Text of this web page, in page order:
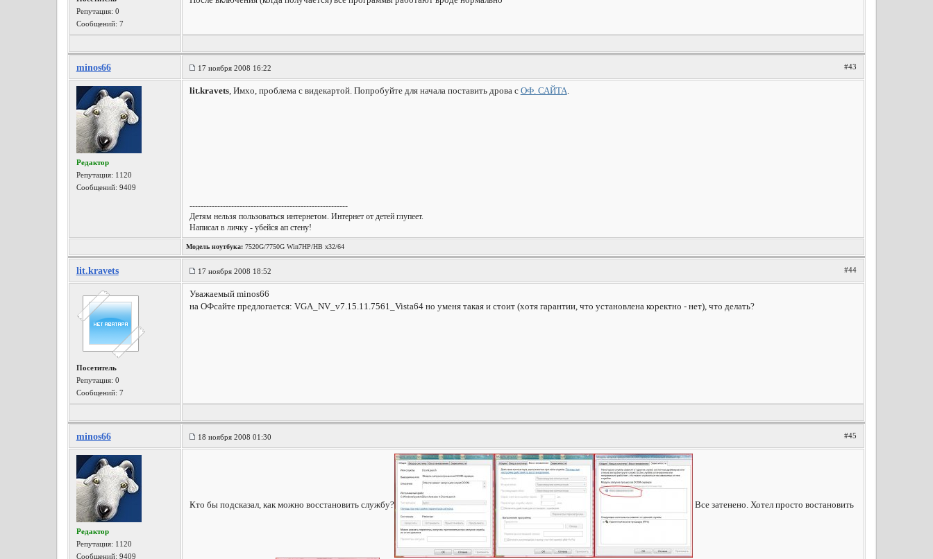
Репутация: 0
Сообщений: 7
minos66 17 ноября 2008 16:22 #43
Редактор
Репутация: 1120
Сообщений: 9409
lit.kravets, Имхо, проблема с видекартой. Попробуйте для начала поставить дрова с ОФ. САЙТА.
---------------------------------------------------------
Детям нельзя пользоваться интернетом. Интернет от детей глупеет.
Написал в личку - убейся ап стену!
Модель ноутбука:7520G/7750G Win7HP/HB x32/64
lit.kravets 17 ноября 2008 18:52 #44
Посетитель
Репутация: 0
Сообщений: 7
Уважаемый minos66
на ОФсайте предлогается: VGA_NV_v7.15.11.7561_Vista64 но уменя такая и стоит (хотя гарантии, что установлена коректно - нет), что делать?
minos66 18 ноября 2008 01:30 #45
Редактор
Репутация: 1120
Сообщений: 9409
Кто бы подсказал, как можно восстановить службу? Все затенено. Хотел просто востановить